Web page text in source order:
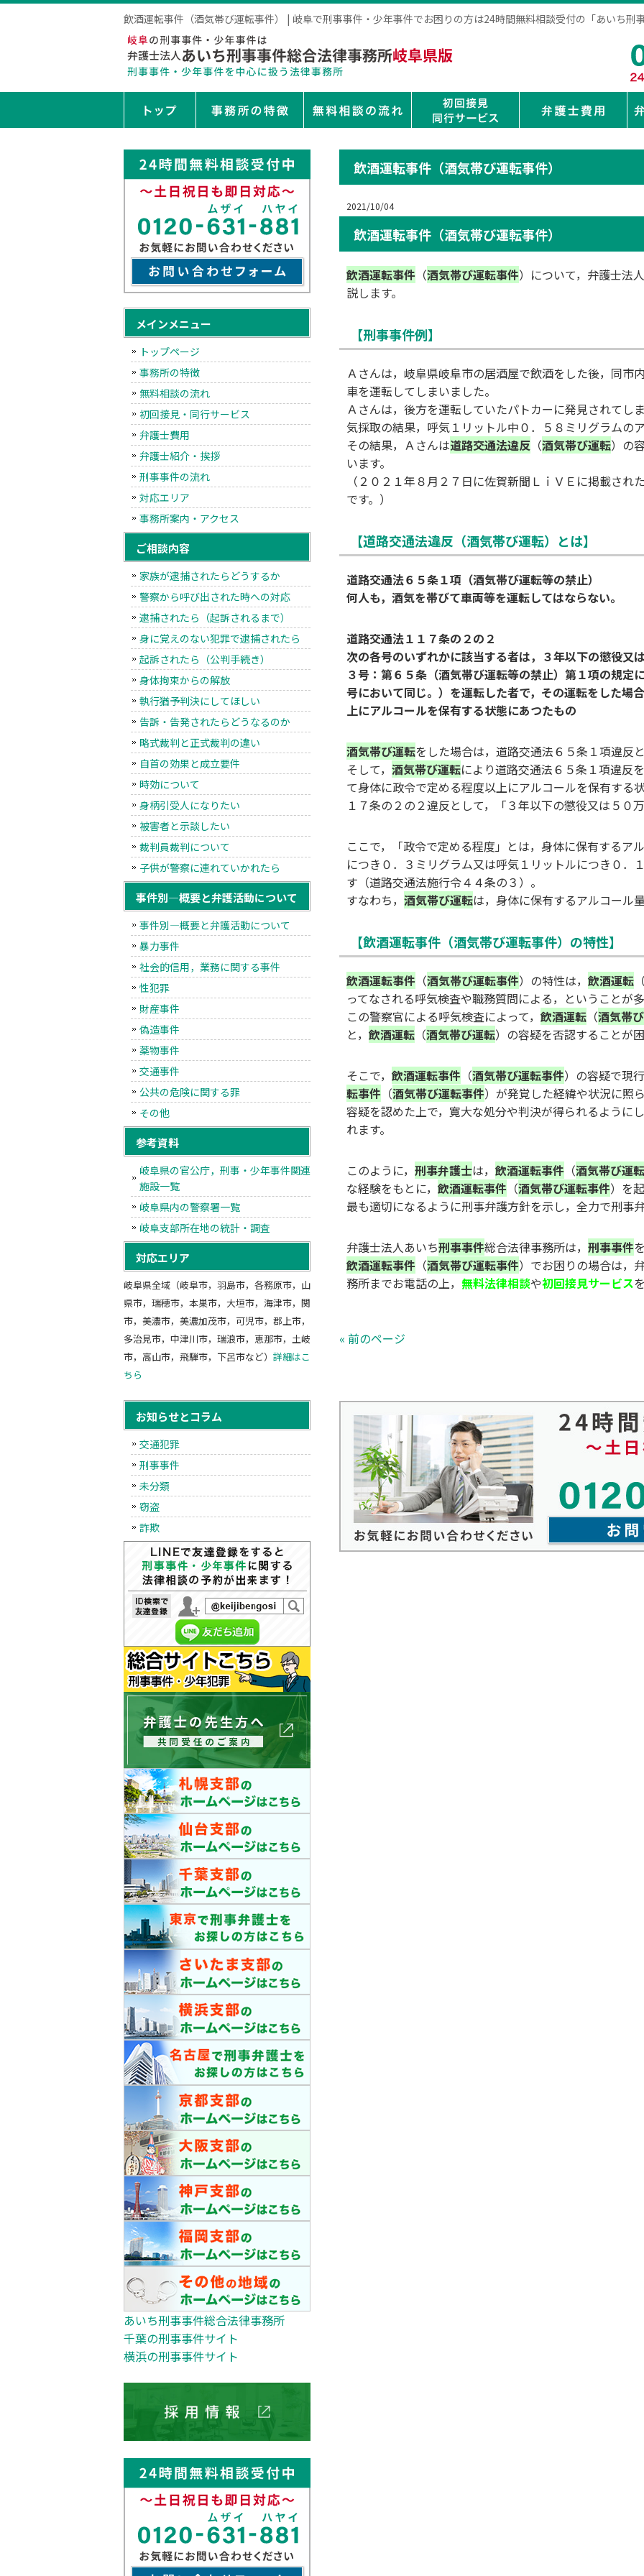
飲酒運転事件（酒気帯び運転事件） | 岐阜で刑事事件・少年事件でお困りの方は24時間無料相談受付の「あいち刑
飲酒運転事件（酒気帯び運転事件）
2021/10/04
飲酒運転事件（酒気帯び運転事件）
飲酒運転事件 （酒気帯び運転事件）について，弁護士法
説します。
【刑事事件例】
Ａさんは，岐阜県岐阜市の居酒屋で飲酒をした後，同市
車を運転してしまいました。
Ａさんは，後方を運転していたパトカーに発見されてし
気採取の結果，呼気１リットル中０．５８ミリグラムの
その結果，Ａさんは道路交通法違反 （酒気帯び運転）の
います。
（２０２１年８月２７日に佐賀新聞ＬｉＶＥに掲載さ
です。）
【道路交通法違反（酒気帯び運転）とは】
道路交通法６５条１項（酒気帯び運転等の禁止）
何人も，酒気を帯びて車両等を運転してはならない。
道路交通法１１７条の２の２
次の各号のいずれかに該当する者は，３年以下の懲役又
３号：第６５条（酒気帯び運転等の禁止）第１項の規定
号において同じ。）を運転した者で，その運転をした場
上にアルコールを保有する状態にあつたもの
酒気帯び運転をした場合は，道路交通法６５条１項違反と
そして， 酒気帯び運転により道路交通法６５条１項違反
て身体に政令で定める程度以上にアルコールを保有する
１７条の２の２違反として，「３年以下の懲役又は５０
ここで，「政令で定める程度」とは，身体に保有するア
につき０．３ミリグラム又は呼気１リットルにつき０．
す（道路交通法施行令４４条の３）。
すなわち， 酒気帯び運転は，身体に保有するアルコール
【飲酒運転事件（酒気帯び運転事件）の特性】
飲酒運転事件 （酒気帯び運転事件）の特性は， 飲酒運転 （
ってなされる呼気検査や職務質問による，ということが
この警察官による呼気検査によって， 飲酒運転 （酒気帯
と， 飲酒運転 （酒気帯び運転）の容疑を否認することが
そこで， 飲酒運転事件 （酒気帯び運転事件）の容疑で現
転事件 （酒気帯び運転事件）が発覚した経緯や状況に照ら
容疑を認めた上で，寛大な処分や判決が得られるように
れます。
このように， 刑事弁護士は， 飲酒運転事件 （酒気帯び運
な経験をもとに， 飲酒運転事件 （酒気帯び運転事件）を
最も適切になるように刑事弁護方針を示し，全力で刑事
弁護士法人あいち刑事事件総合法律事務所は， 刑事事件
飲酒運転事件 （酒気帯び運転事件）でお困りの場合は，
務所までお電話の上， 無料法律相談や初回接見サービス
« 前のページ
メインメニュー
トップページ
事務所の特徴
無料相談の流れ
初回接見・同行サービス
弁護士費用
弁護士紹介・挨拶
刑事事件の流れ
対応エリア
事務所案内・アクセス
ご相談内容
家族が逮捕されたらどうするか
警察から呼び出された時への対応
逮捕されたら（起訴されるまで）
身に覚えのない犯罪で逮捕されたら
起訴されたら（公判手続き）
身体拘束からの解放
執行猶予判決にしてほしい
告訴・告発されたらどうなるのか
略式裁判と正式裁判の違い
自首の効果と成立要件
時効について
身柄引受人になりたい
被害者と示談したい
裁判員裁判について
子供が警察に連れていかれたら
事件別―概要と弁護活動について
事件別―概要と弁護活動について
暴力事件
社会的信用，業務に関する事件
性犯罪
財産事件
偽造事件
薬物事件
交通事件
公共の危険に関する罪
その他
参考資料
岐阜県の官公庁，刑事・少年事件関連
施設一覧
岐阜県内の警察署一覧
岐阜支部所在地の統計・調査
対応エリア
岐阜県全域（岐阜市，羽島市，各務原市，山
県市，瑞穂市，本巣市，大垣市，海津市，関
市，美濃市，美濃加茂市，可児市，郡上市，
多治見市，中津川市，瑞浪市，恵那市，土岐
市，高山市，飛騨市，下呂市など） 詳細はこ
ちら
お知らせとコラム
交通犯罪
刑事事件
未分類
窃盗
詐欺
あいち刑事事件総合法律事務所
千葉の刑事事件サイト
横浜の刑事事件サイト